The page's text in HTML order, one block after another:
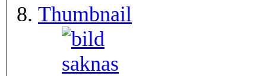
Thumbnail